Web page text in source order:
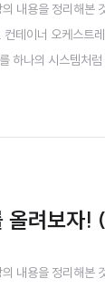
내용을 정리해
이너 오케스트
하나의 시스템처
올려보
내용을 정리해본